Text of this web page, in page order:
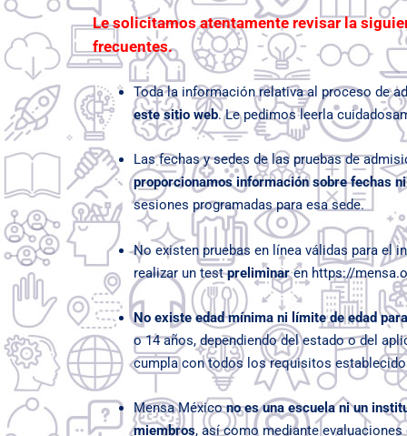
Le solicitamos atentamente revisar la
frecuentes.
Toda la información relativa al proceso de
este sitio web. Le pedimos leerla
Las fechas y sedes de las pruebas de
proporcionamos información sobre fechas
sesiones programadas para esa sede.
No existen pruebas en línea válidas para el
realizar un testpreliminaren https://
No existe edad mínima ni límite de edad
o 14 años, dependiendo del estado o del
cumpla con todos los requisitos
Mensa Méxicono es una escuela ni un
miembros, así como mediante